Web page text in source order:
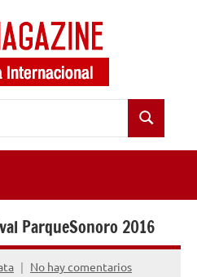
Buscar
ParqueSonoro 2016
No hay comentarios